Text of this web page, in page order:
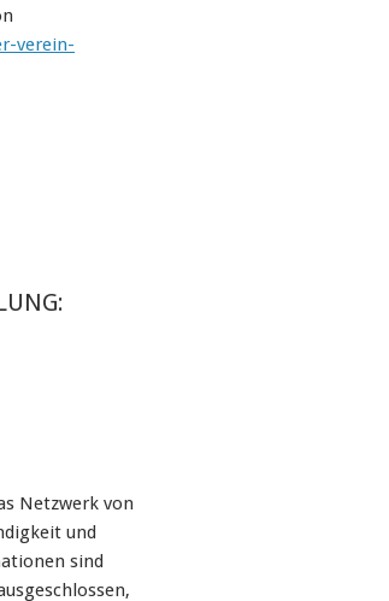
verein-
Netzwerk von
und
sind